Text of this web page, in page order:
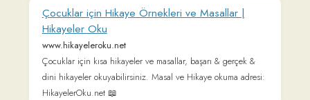
Grimmstories.com - Grimms' fairy tales
www.grimmstories.com
Grimmstories.com: Grimms Märchen (DEUTSCH) Alle
Märchen der Brüder Grimm - Grimms' fairy tales (ENGLISH)
The complete fairy tales of the Brothers Grimm - Cuentos de
Grimm (ESPAÑOL) Todos los cuentos de los hermanos Grimm
- Grimms eventyr (DANSK) Samlede eventyr udgivet af